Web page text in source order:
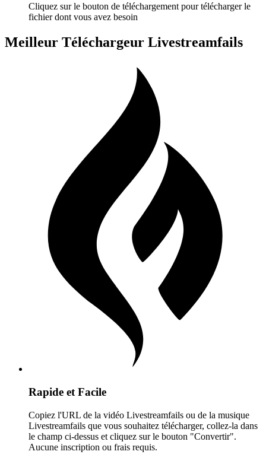
Cliquez sur le bouton de téléchargement pour télécharger le
fichier dont vous avez besoin
Meilleur Téléchargeur Livestreamfails
Rapide et Facile
Copiez l'URL de la vidéo Livestreamfails ou de la musique
Livestreamfails que vous souhaitez télécharger, collez-la dans
le champ ci-dessus et cliquez sur le bouton "Convertir".
Aucune inscription ou frais requis.